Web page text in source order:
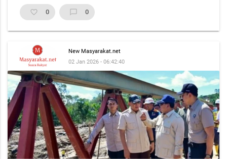
favorite_border 0 chat_bubble_outline 0
New Masyarakat.net
02 Jan 2026 - 06:42:40